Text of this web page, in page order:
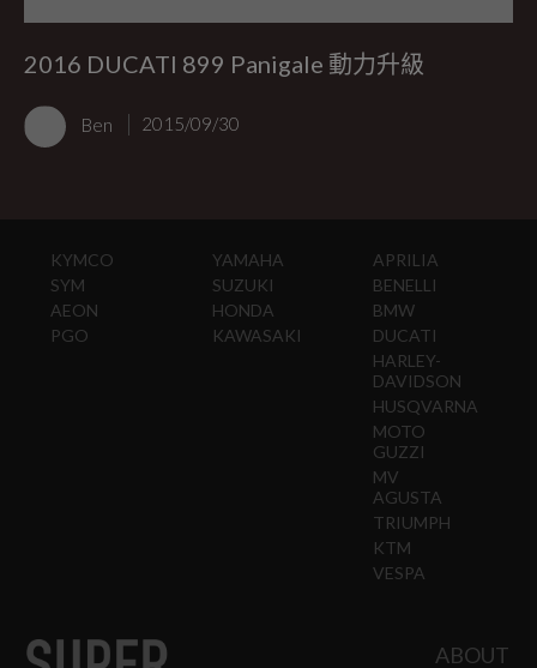
2016 DUCATI 899 Panigale 動力升級
Ben 2015/09/30
KYMCO
SYM
AEON
PGO
YAMAHA
SUZUKI
HONDA
KAWASAKI
APRILIA
BENELLI
BMW
DUCATI
HARLEY-
DAVIDSON
HUSQVARNA
MOTO
GUZZI
MV
AGUSTA
TRIUMPH
KTM
VESPA
ABOUT